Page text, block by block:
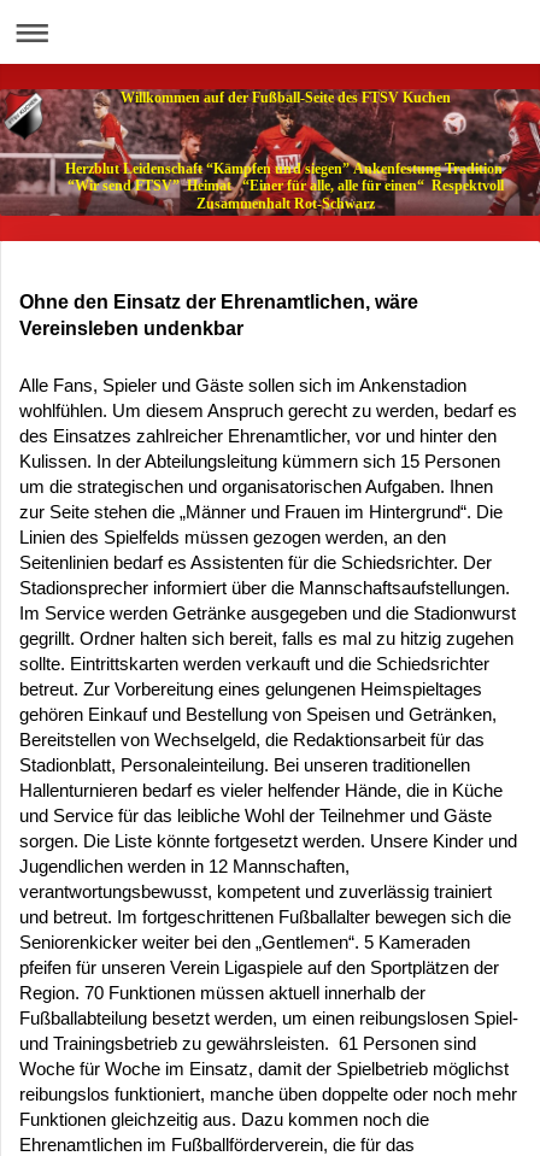
Willkommen auf der Fußball-Seite des FTSV Kuchen
Herzblut Leidenschaft “Kämpfen und siegen” Ankenfestung Tradition
“Wir send FTSV” Heimat “Einer für alle, alle für einen“ Respektvoll
Zusammenhalt Rot-Schwarz
Ohne den Einsatz der Ehrenamtlichen, wäre
Vereinsleben undenkbar
Alle Fans, Spieler und Gäste sollen sich im Ankenstadion
wohlfühlen. Um diesem Anspruch gerecht zu werden, bedarf es
des Einsatzes zahlreicher Ehrenamtlicher, vor und hinter den
Kulissen. In der Abteilungsleitung kümmern sich 15 Personen
um die strategischen und organisatorischen Aufgaben. Ihnen
zur Seite stehen die „Männer und Frauen im Hintergrund“. Die
Linien des Spielfelds müssen gezogen werden, an den
Seitenlinien bedarf es Assistenten für die Schiedsrichter. Der
Stadionsprecher informiert über die Mannschaftsaufstellungen.
Im Service werden Getränke ausgegeben und die Stadionwurst
gegrillt. Ordner halten sich bereit, falls es mal zu hitzig zugehen
sollte. Eintrittskarten werden verkauft und die Schiedsrichter
betreut. Zur Vorbereitung eines gelungenen Heimspieltages
gehören Einkauf und Bestellung von Speisen und Getränken,
Bereitstellen von Wechselgeld, die Redaktionsarbeit für das
Stadionblatt, Personaleinteilung. Bei unseren traditionellen
Hallenturnieren bedarf es vieler helfender Hände, die in Küche
und Service für das leibliche Wohl der Teilnehmer und Gäste
sorgen. Die Liste könnte fortgesetzt werden. Unsere Kinder und
Jugendlichen werden in 12 Mannschaften,
verantwortungsbewusst, kompetent und zuverlässig trainiert
und betreut. Im fortgeschrittenen Fußballalter bewegen sich die
Seniorenkicker weiter bei den „Gentlemen“. 5 Kameraden
pfeifen für unseren Verein Ligaspiele auf den Sportplätzen der
Region. 70 Funktionen müssen aktuell innerhalb der
Fußballabteilung besetzt werden, um einen reibungslosen Spiel-
und Trainingsbetrieb zu gewährsleisten. 61 Personen sind
Woche für Woche im Einsatz, damit der Spielbetrieb möglichst
reibungslos funktioniert, manche üben doppelte oder noch mehr
Funktionen gleichzeitig aus. Dazu kommen noch die
Ehrenamtlichen im Fußballförderverein, die für das